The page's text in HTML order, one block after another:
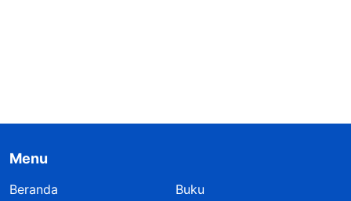
Menu
Beranda
Buku